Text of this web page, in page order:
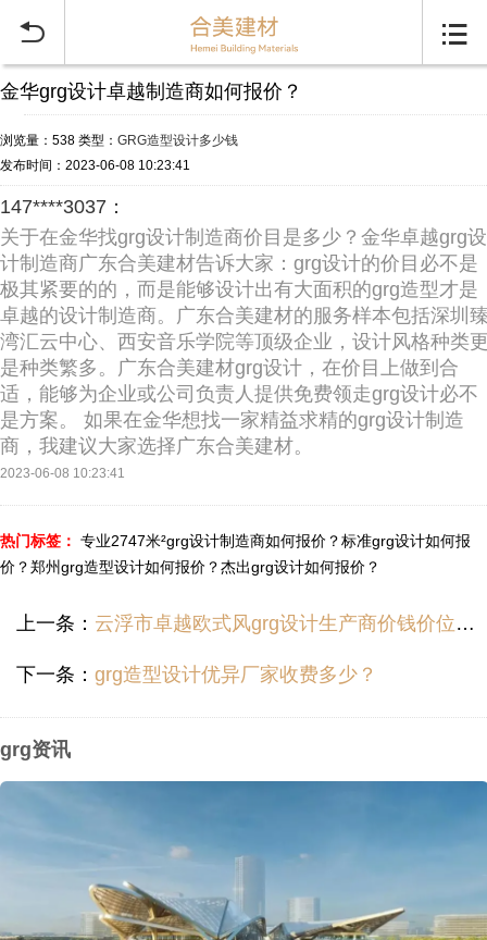
 
金华grg设计卓越制造商如何报价？
浏览量：538 类型： GRG造型设计多少钱
发布时间：2023-06-08 10:23:41
147****3037：
关于在金华找grg设计制造商价目是多少？金华卓越grg设
计制造商广东合美建材告诉大家：grg设计的价目必不是
极其紧要的的，而是能够设计出有大面积的grg造型才是
卓越的设计制造商。广东合美建材的服务样本包括深圳
湾汇云中心、西安音乐学院等顶级企业，设计风格种类
是种类繁多。广东合美建材grg设计，在价目上做到合
适，能够为企业或公司负责人提供免费领走grg设计必不
是方案。 如果在金华想找一家精益求精的grg设计制造
商，我建议大家选择广东合美建材。
2023-06-08 10:23:41
热门标签： 专业2747米²grg设计制造商如何报价？标准grg设计如何报
价？郑州grg造型设计如何报价？杰出grg设计如何报价？
上一条： 云浮市卓越欧式风grg设计生产商价钱价位价目多少？
下一条： grg造型设计优异厂家收费多少？
grg资讯